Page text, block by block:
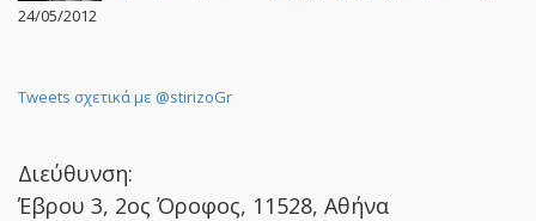
24/05/2012
Tweets σχετικά με @stirizoGr
Διεύθυνση:
Έβρου 3, 2ος Όροφος, 11528, Αθήνα